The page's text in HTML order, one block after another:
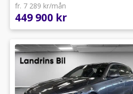
fr. 7 289 kr/mån
449 900 kr